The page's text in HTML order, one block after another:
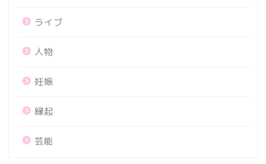
ライブ
人物
妊娠
縁起
芸能